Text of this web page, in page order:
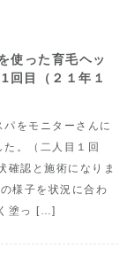
った育毛ヘッ
回目（２１年１
をモニターさんに
。（二人目１回
確認と施術になりま
様子を状況に合わ
塗っ […]